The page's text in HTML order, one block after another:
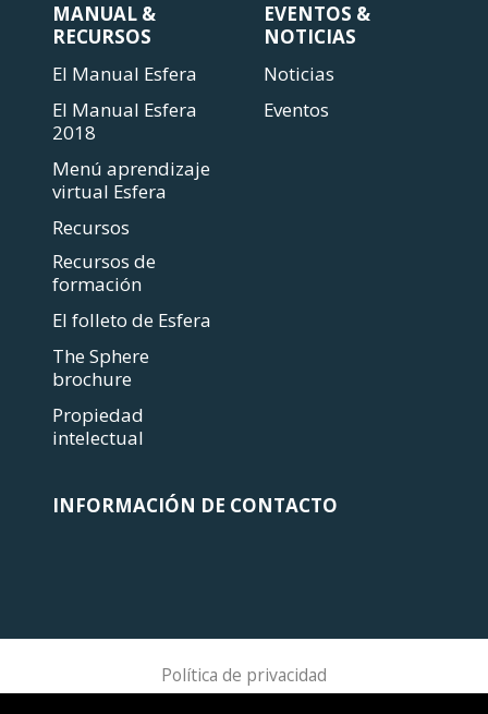
MANUAL &
RECURSOS
El Manual Esfera
El Manual Esfera
2018
Menú aprendizaje
virtual Esfera
Recursos
Recursos de
formación
El folleto de Esfera
The Sphere
brochure
Propiedad
intelectual
EVENTOS &
NOTICIAS
Noticias
Eventos
INFORMACIÓN DE CONTACTO
Política de privacidad